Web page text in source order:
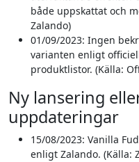
både uppskattat och
Zalando)
01/09/2023: Ingen
varianten enligt
produktlistor. (Källa:
Ny lansering
uppdateringar
15/08/2023: Vanilla
enligt Zalando. (Källa: